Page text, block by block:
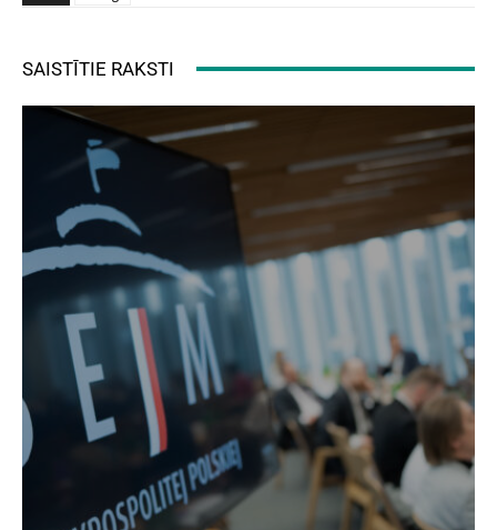
SAISTĪTIE RAKSTI